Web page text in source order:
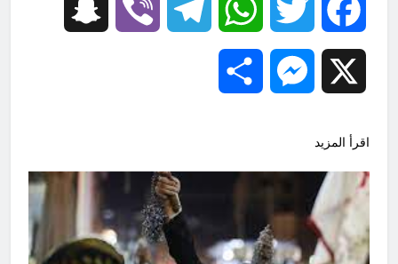
Facebook
Twitter
WhatsApp
Telegram
Viber
Messenger
اقرأ المزيد